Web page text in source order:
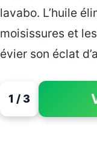
lavabo. L’huile
moisissures et
évier son éclat
1 / 3